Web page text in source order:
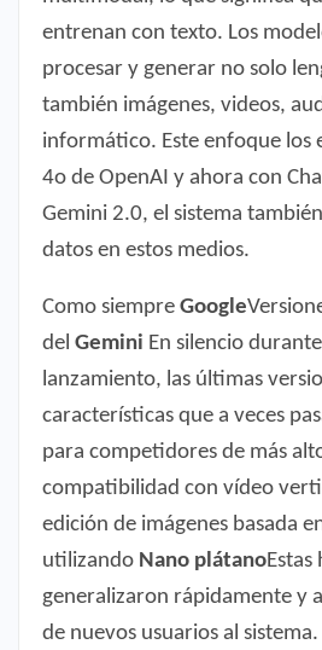
entrenan con texto. Los
procesar y generar no solo
también imágenes, videos,
informático. Este enfoque los
4o de OpenAI y ahora con
Gemini 2.0, el sistema
datos en estos medios.
Como siempre Google
del Gemini En silencio
lanzamiento, las últimas
características que a veces
para competidores de más
compatibilidad con vídeo
edición de imágenes basada
utilizando Nano plátanoEstas
generalizaron rápidamente y
de nuevos usuarios al sistema.